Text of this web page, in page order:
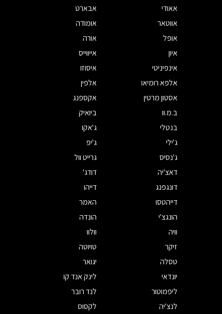
אאודי
אבארט
אווטאר
אומודה
אופל
אורה
איון
אייווייס
אינפיניטי
איסוזו
אלפא רומיאו
אלפין
אסטון מרטין
אקספנג
ב.מ.וו
ביואיק
בנטלי
ג'אקו
ג'ילי
ג'יפ
ג'נסיס
גרייט וול
דאצ'יה
דודג'
דונגפנג
דייהו
דייהטסו
האמר
הונגצ'י
הונדה
וויה
וולוו
זיקר
טויוטה
טסלה
יגואר
יונדאי
לינק אנד קו
ליפמוטור
לנד רובר
לנצ'יה
לקסוס